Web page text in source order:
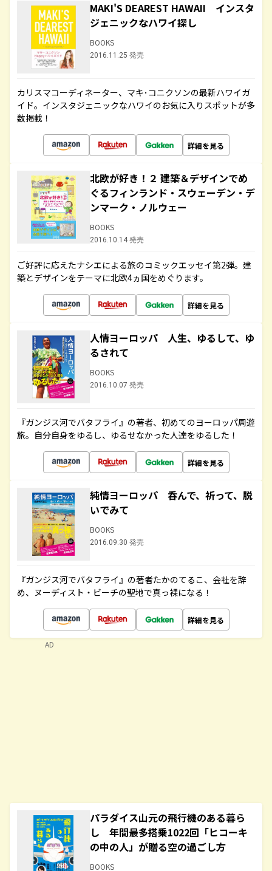
MAKI'S DEAREST HAWAII インスタ
ジェニックなハワイ探し
BOOKS
2016.11.25 発売
カリスマコーディネーター、マキ･コニクソンの最新ハワイガ
イド。インスタジェニックなハワイのお気に入りスポットが多
数掲載！
詳細を見る
北欧が好き！２ 建築＆デザインでめ
ぐるフィンランド・スウェーデン・デ
ンマーク・ノルウェー
BOOKS
2016.10.14 発売
ご好評に応えたナシエによる旅のコミックエッセイ第2弾。建
築とデザインをテーマに北欧4ヵ国をめぐります。
詳細を見る
人情ヨーロッパ 人生、ゆるして、ゆ
るされて
BOOKS
2016.10.07 発売
『ガンジス河でバタフライ』の著者、初めてのヨーロッパ周遊
旅。自分自身をゆるし、ゆるせなかった人達をゆるした！
詳細を見る
純情ヨーロッパ 呑んで、祈って、脱
いでみて
BOOKS
2016.09.30 発売
『ガンジス河でバタフライ』の著者たかのてるこ、会社を辞
め、ヌーディスト・ビーチの聖地で真っ裸になる！
詳細を見る
パラダイス山元の飛行機のある暮ら
し 年間最多搭乗1022回「ヒコーキ
の中の人」が贈る空の過ごし方
BOOKS
AD